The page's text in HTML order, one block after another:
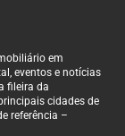
em
eventos e notícias
fileira da
cidades de
referência –